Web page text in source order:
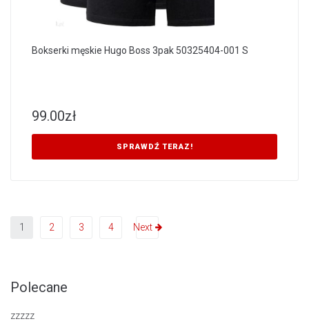
Bokserki męskie Hugo Boss 3pak 50325404-001 S
99.00zł
SPRAWDŹ TERAZ!
1 2 3 4 Next
Polecane
zzzzz